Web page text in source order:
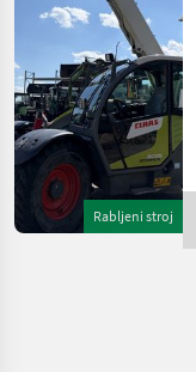
Rabljeni stroj